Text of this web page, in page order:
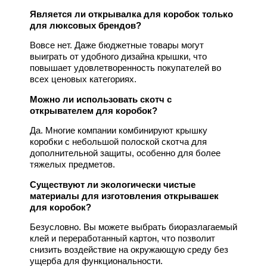
Является ли открывалка для коробок только
для люксовых брендов?
Вовсе нет. Даже бюджетные товары могут
выиграть от удобного дизайна крышки, что
повышает удовлетворенность покупателей во
всех ценовых категориях.
Можно ли использовать скотч с
открывателем для коробок?
Да. Многие компании комбинируют крышку
коробки с небольшой полоской скотча для
дополнительной защиты, особенно для более
тяжелых предметов.
Существуют ли экологически чистые
материалы для изготовления открывашек
для коробок?
Безусловно. Вы можете выбрать биоразлагаемый
клей и переработанный картон, что позволит
снизить воздействие на окружающую среду без
ущерба для функциональности.